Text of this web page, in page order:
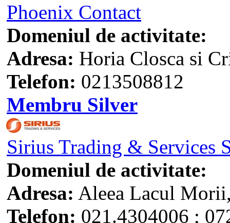
Phoenix Contact
Domeniul de activitate:
Adresa: Horia Closca si
Telefon: 0213508812
Membru Silver
Sirius Trading & Services
Domeniul de activitate:
Adresa: Aleea Lacul
Telefon: 021.4304006 ;